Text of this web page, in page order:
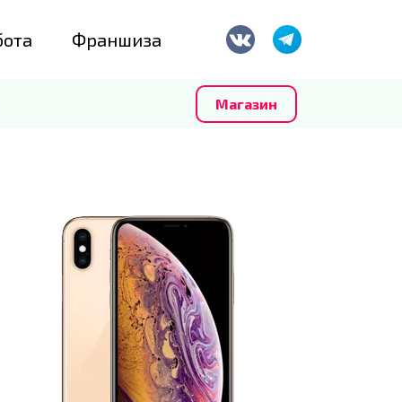
Франшиза
Магазин